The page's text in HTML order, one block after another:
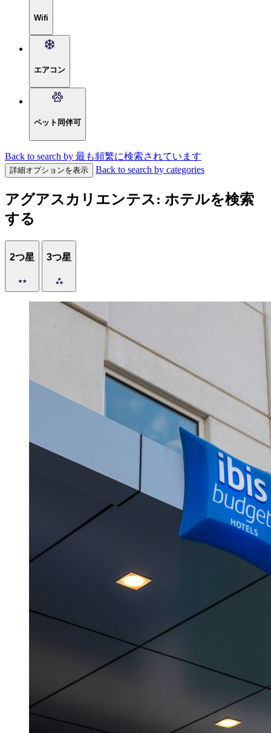
Wifi
エアコン
ペット同伴可
Back to search by 最も頻繁に検索されています
詳細オプションを表示 Back to search by categories
アグアスカリエンテス: ホテルを検索
する
2つ星 3つ星